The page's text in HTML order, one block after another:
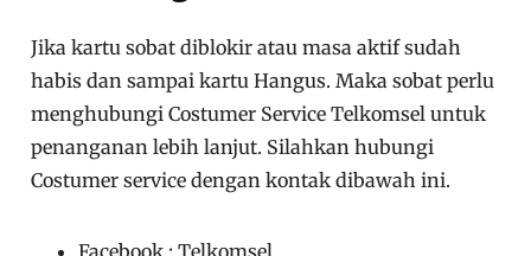
Jika kartu sobat diblokir atau masa aktif sudah
habis dan sampai kartu Hangus. Maka sobat perlu
menghubungi Costumer Service Telkomsel untuk
penanganan lebih lanjut. Silahkan hubungi
Costumer service dengan kontak dibawah ini.
Facebook : Telkomsel